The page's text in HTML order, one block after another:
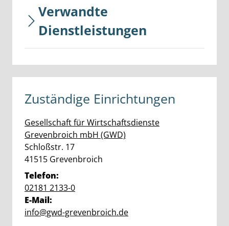
Verwandte
Dienstleistungen
Zuständige Einrichtungen
Gesellschaft für Wirtschaftsdienste
Grevenbroich mbH (GWD)
Straße:
Schloßstr. Hausnummer:
17
PLZ:
41515 Ort:
Grevenbroich
Telefon:
02181 2133-0
E-Mail:
info@gwd-grevenbroich.de